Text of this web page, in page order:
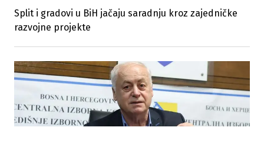
Split i gradovi u BiH jačaju saradnju kroz zajedničke
razvojne projekte